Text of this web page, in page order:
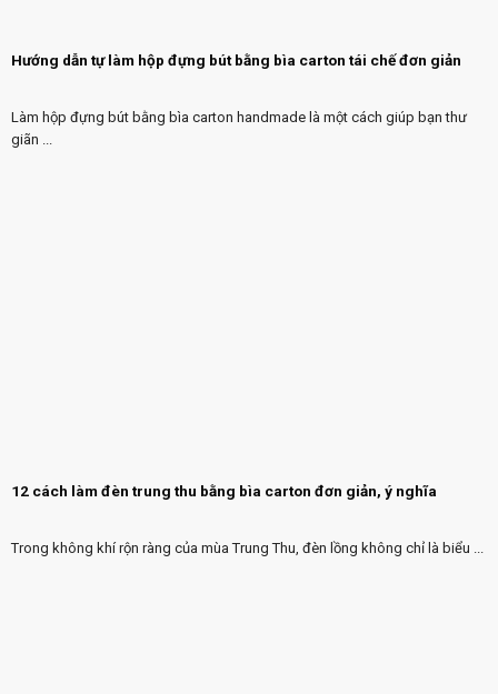
Hướng dẫn tự làm hộp đựng bút bằng bìa carton tái chế đơn giản
Làm hộp đựng bút bằng bìa carton handmade là một cách giúp bạn thư
giãn ...
12 cách làm đèn trung thu bằng bìa carton đơn giản, ý nghĩa
Trong không khí rộn ràng của mùa Trung Thu, đèn lồng không chỉ là biểu ...